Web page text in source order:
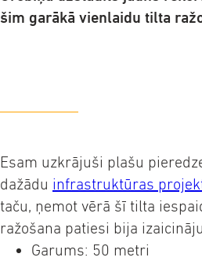
šim garākā vienlaidu tilta
Esam uzkrājuši plašu
dažādu infrastruktūras
taču, ņemot vērā šī tilta
ražošana patiesi bija
Garums: 50 metri